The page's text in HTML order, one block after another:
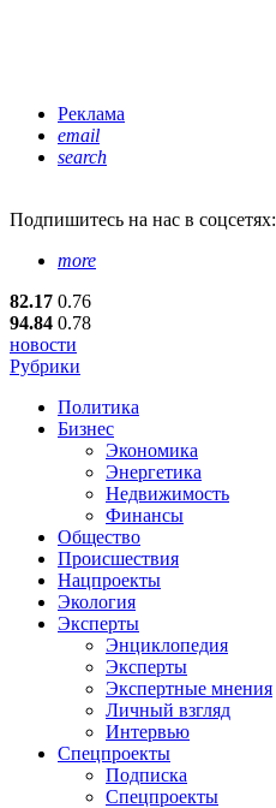
Реклама
email
search
Подпишитесь на нас в соцсетях:
more
82.17 0.76
94.84 0.78
новости
Рубрики
Политика
Бизнес
Экономика
Энергетика
Недвижимость
Финансы
Общество
Происшествия
Нацпроекты
Экология
Эксперты
Энциклопедия
Эксперты
Экспертные мнения
Личный взгляд
Интервью
Спецпроекты
Подписка
Спецпроекты